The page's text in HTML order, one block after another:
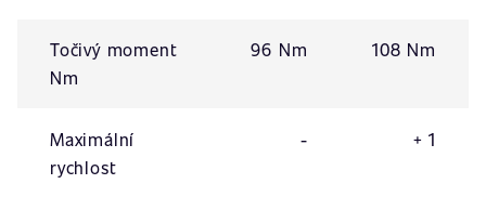
Točivý moment
Nm
96 Nm 108 Nm
Maximální
rychlost
- + 1